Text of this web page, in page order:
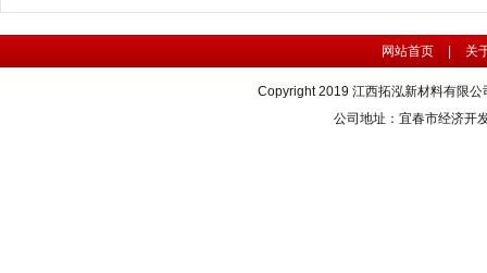
网站首页 关
Copyright 2019 江西拓泓新材料有限
公司地址：宜春市经济开